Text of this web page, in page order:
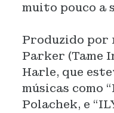
muito pouco a
Produzido por
Parker (Tame
Harle, que
músicas como
Polachek, e